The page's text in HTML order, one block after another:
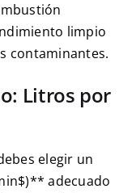
limpio
contaminantes.
Litros por
elegir un
adecuado